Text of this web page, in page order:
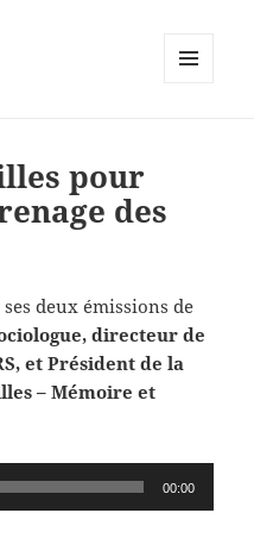
pour
des
deux émissions de
directeur de
et Président de la
– Mémoire et
00:00